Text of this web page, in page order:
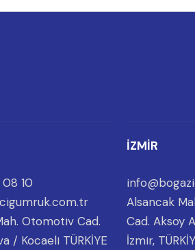
10
Otomotiv Cad.
/ Kocaeli TÜRKİYE
İZMİR
Alsancak
Cad. Aksoy
İzmir,